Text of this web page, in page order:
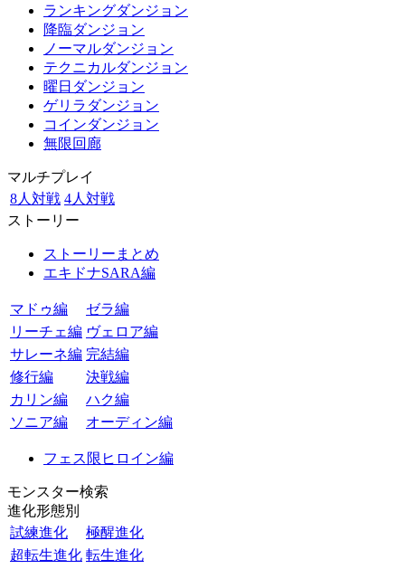
ランキングダンジョン
降臨ダンジョン
ノーマルダンジョン
テクニカルダンジョン
曜日ダンジョン
ゲリラダンジョン
コインダンジョン
無限回廊
マルチプレイ
8人対戦 4人対戦
ストーリー
ストーリーまとめ
エキドナSARA編
マドゥ編
ゼラ編
リーチェ編 ヴェロア編
サレーネ編 完結編
修行編
決戦編
カリン編
ハク編
ソニア編
オーディン編
フェス限ヒロイン編
モンスター検索
進化形態別
試練進化
極醒進化
超転生進化 転生進化